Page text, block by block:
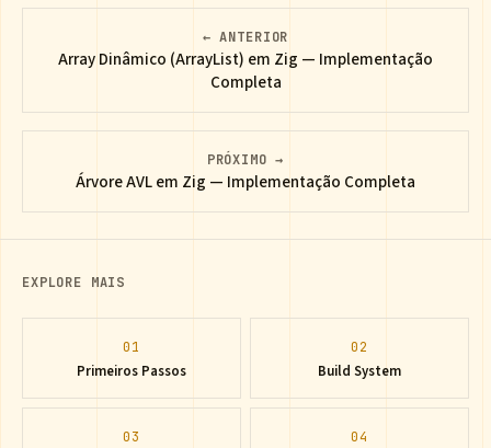
← ANTERIOR
Array Dinâmico (ArrayList) em Zig — Implementação
Completa
PRÓXIMO →
Árvore AVL em Zig — Implementação Completa
EXPLORE MAIS
01
Primeiros Passos
02
Build System
03 04